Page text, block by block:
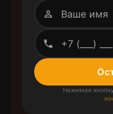
person_outline
Нажимая